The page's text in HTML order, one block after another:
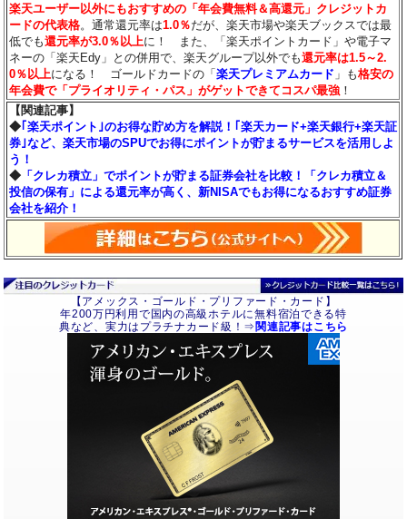
楽天ユーザー以外にもおすすめの「年会費無料＆高還元」クレジットカ
ードの代表格。通常還元率は1.0％だが、楽天市場や楽天ブックスでは最
低でも還元率が3.0％ 以上に！ また、「楽天ポイントカード」や電子マ
ネーの「楽天Edy」との併用で、楽天グループ以外でも還元率は1.5～2.
0％以上になる！ ゴールドカードの「楽天プレミアムカード 」も格安の
年会費で「プライオリティ・パス」がゲットできてコスパ最強 ！
【関連記事】
◆ ｢楽天ポイント｣のお得な貯め方を解説！｢楽天カード+楽天銀行+楽天証
券｣など、楽天市場のSPUでお得にポイントが貯まるサービスを活用しよ
う！
◆ 「クレカ積立」でポイントが貯まる証券会社を比較！「クレカ積立＆
投信の保有」による還元率が高く、新NISAでもお得になるおすすめ証券
会社を紹介！
【アメックス・ゴールド・プリファード・カード】
年200万円利用で国内の高級ホテルに無料宿泊できる特
典など、実力はプラチナカード級！⇒ 関連記事はこちら